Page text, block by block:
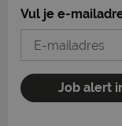
Vul je e-
Job alert